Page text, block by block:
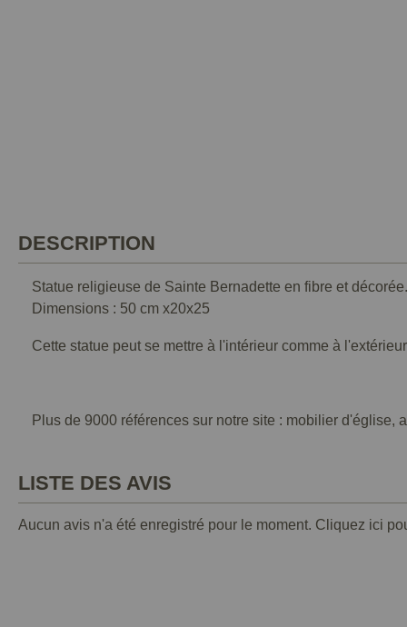
DESCRIPTION
Statue religieuse de Sainte Bernadette en fibre et
Dimensions : 50 cm x20x25
Cette statue peut se mettre à l'intérieur comme à
Plus de 9000 références sur notre site : mobilier d'église,
LISTE DES AVIS
Aucun avis n'a été enregistré pour le moment. Cliquez ici